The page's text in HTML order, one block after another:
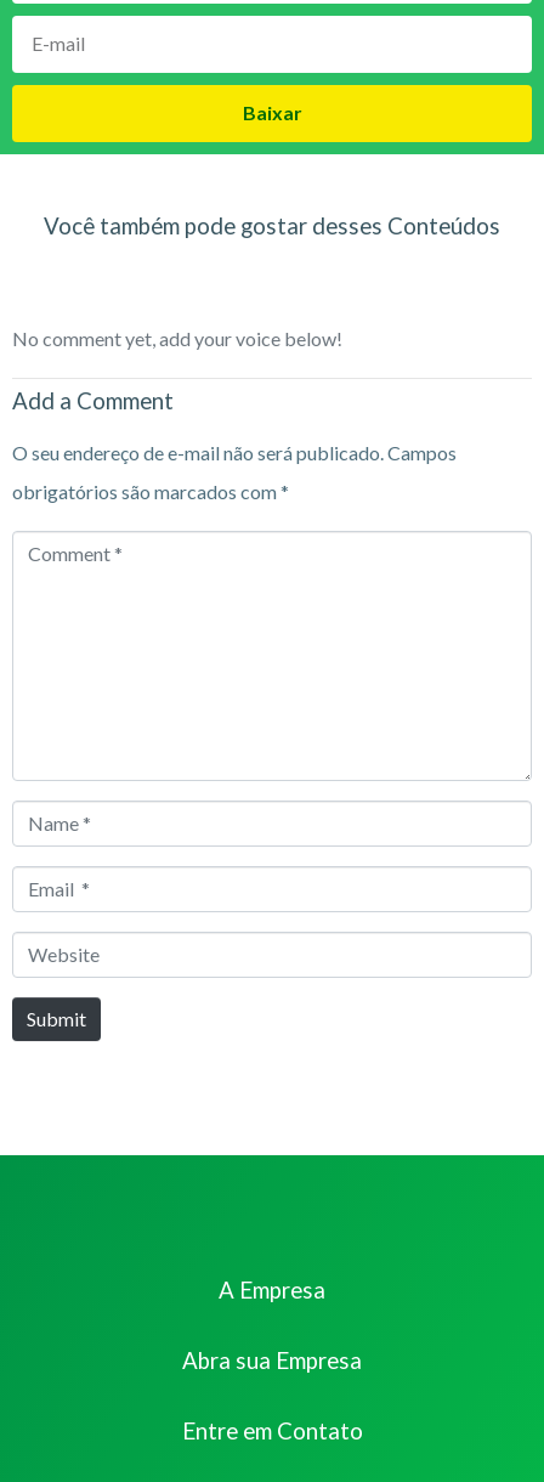
Baixar
Você também pode gostar desses Conteúdos
No comment yet, add your voice below!
Add a Comment
O seu endereço de e-mail não será publicado. Campos
obrigatórios são marcados com*
Comment
Name
Email
Website
Submit
A Empresa
Abra sua Empresa
Entre em Contato